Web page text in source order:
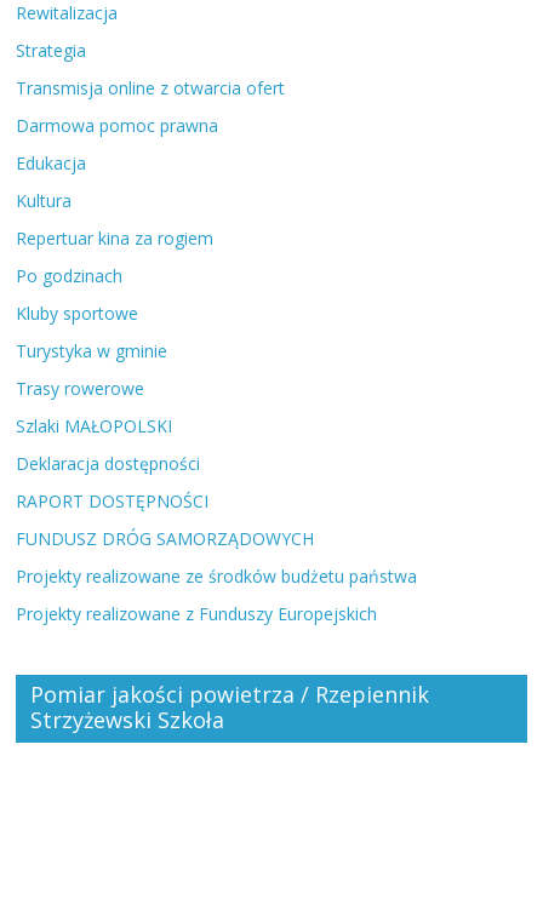
Rewitalizacja
Strategia
Transmisja online z otwarcia ofert
Darmowa pomoc prawna
Edukacja
Kultura
Repertuar kina za rogiem
Po godzinach
Kluby sportowe
Turystyka w gminie
Trasy rowerowe
Szlaki MAŁOPOLSKI
Deklaracja dostępności
RAPORT DOSTĘPNOŚCI
FUNDUSZ DRÓG SAMORZĄDOWYCH
Projekty realizowane ze środków budżetu państwa
Projekty realizowane z Funduszy Europejskich
Pomiar jakości powietrza / Rzepiennik
Strzyżewski Szkoła